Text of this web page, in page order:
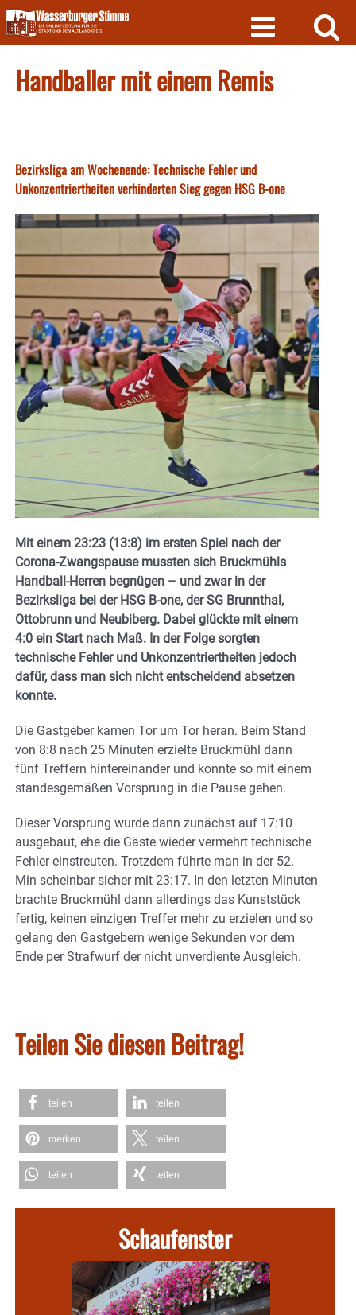
Skip
to
content
Handballer mit einem Remis
Bezirksliga am Wochenende: Technische Fehler und
Unkonzentriertheiten verhinderten Sieg gegen HSG B-one
Mit einem 23:23 (13:8) im ersten Spiel nach der
Corona-Zwangspause mussten sich Bruckmühls
Handball-Herren begnügen – und zwar in der
Bezirksliga bei der HSG B-one, der SG Brunnthal,
Ottobrunn und Neubiberg. Dabei glückte mit einem
4:0 ein Start nach Maß. In der Folge sorgten
technische Fehler und Unkonzentriertheiten jedoch
dafür, dass man sich nicht entscheidend absetzen
konnte.
Die Gastgeber kamen Tor um Tor heran. Beim Stand
von 8:8 nach 25 Minuten erzielte Bruckmühl dann
fünf Treffern hintereinander und konnte so mit einem
standesgemäßen Vorsprung in die Pause gehen.
Dieser Vorsprung wurde dann zunächst auf 17:10
ausgebaut, ehe die Gäste wieder vermehrt technische
Fehler einstreuten. Trotzdem führte man in der 52.
Min scheinbar sicher mit 23:17. In den letzten Minuten
brachte Bruckmühl dann allerdings das Kunststück
fertig, keinen einzigen Treffer mehr zu erzielen und so
gelang den Gastgebern wenige Sekunden vor dem
Ende per Strafwurf der nicht unverdiente Ausgleich.
Teilen Sie diesen Beitrag!
teilen teilen
merken teilen
teilen teilen
Schaufenster